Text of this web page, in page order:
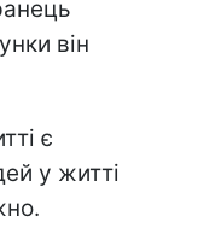
він
є
у житті